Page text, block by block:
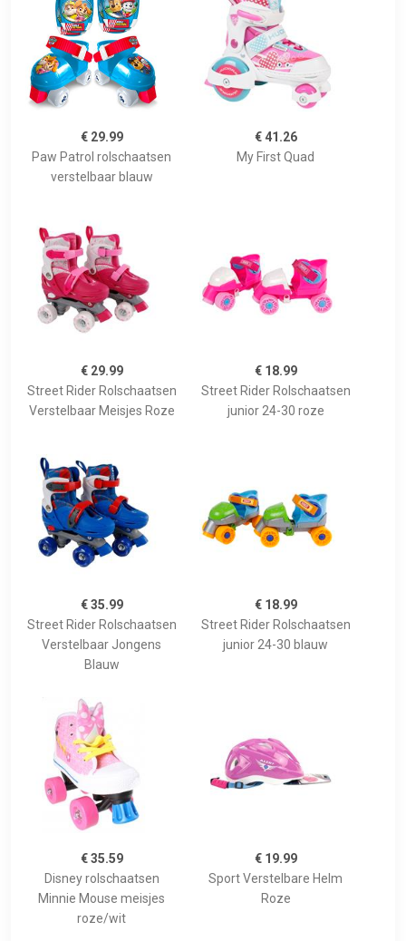
€ 29.99
Paw Patrol rolschaatsen
verstelbaar blauw
€ 41.26
My First Quad
€ 29.99
Street Rider Rolschaatsen
Verstelbaar Meisjes Roze
€ 18.99
Street Rider Rolschaatsen
junior 24-30 roze
€ 35.99
Street Rider Rolschaatsen
Verstelbaar Jongens
Blauw
€ 18.99
Street Rider Rolschaatsen
junior 24-30 blauw
€ 35.59
Disney rolschaatsen
Minnie Mouse meisjes
roze/wit
€ 19.99
Sport Verstelbare Helm
Roze